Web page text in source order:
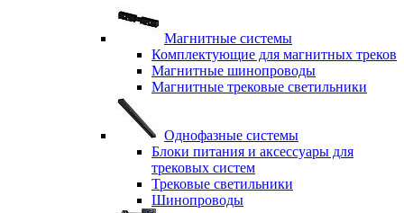
Магнитные системы
Комплектующие для магнитных треков
Магнитные шинопроводы
Магнитные трековые светильники
Однофазные системы
Блоки питания и аксессуары для
трековых систем
Трековые светильники
Шинопроводы